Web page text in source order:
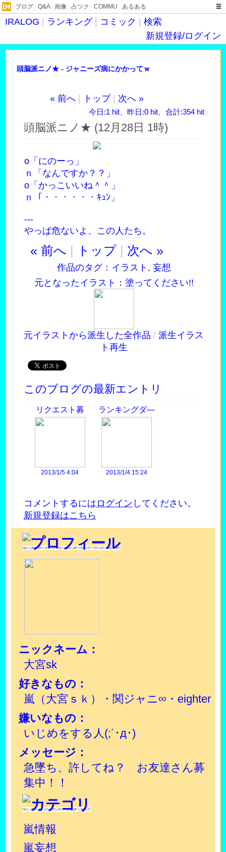
ブログ Q&A| 画像 占ツク COMMU あるある
IRALOG ランキング コミック
検索
新規登録/ログイン
頭脳派ニノ★ - ジャニーズ病にかかってｗ
« 前へ トップ 次へ »
今日:1 hit、昨日:0 hit、合計:354 hit
頭脳派ニノ★ (12月28日 1時)
o「にのーっ」
ｎ「なんですか？？」
o「かっこいいね＾＾」
ｎ「・・・・・・ｷｭﾝ」
---
やっぱ危ないよ、この人たち。
« 前へ トップ 次へ »
作品のタグ： イラスト , 妄想
元となったイラスト： 塗ってください!!
元イラストから派生した全作品 /派生イラス
ト再生
このブログの最新エントリ
リクエスト募
2013/1/5 4:04
ランキングダ―
2013/1/4 15:24
コメントするには ログイン してください。
新規登録はこちら
ニックネーム：
大宮sk
好きなもの：
嵐（大宮ｓｋ）・関ジャニ∞・eighter
嫌いなもの：
いじめをする人(;´･д･)
メッセージ：
急墜ち、許してね？ お友達さん募
集中！！
嵐情報
嵐妄想